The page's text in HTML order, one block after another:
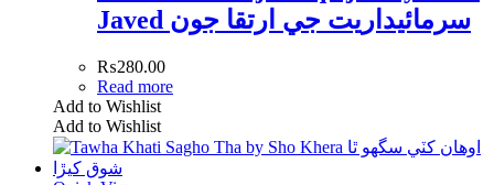
Javed سرمائيداريت جي ارتقا جون
₨280.00
Read more
Add to Wishlist
Add to Wishlist